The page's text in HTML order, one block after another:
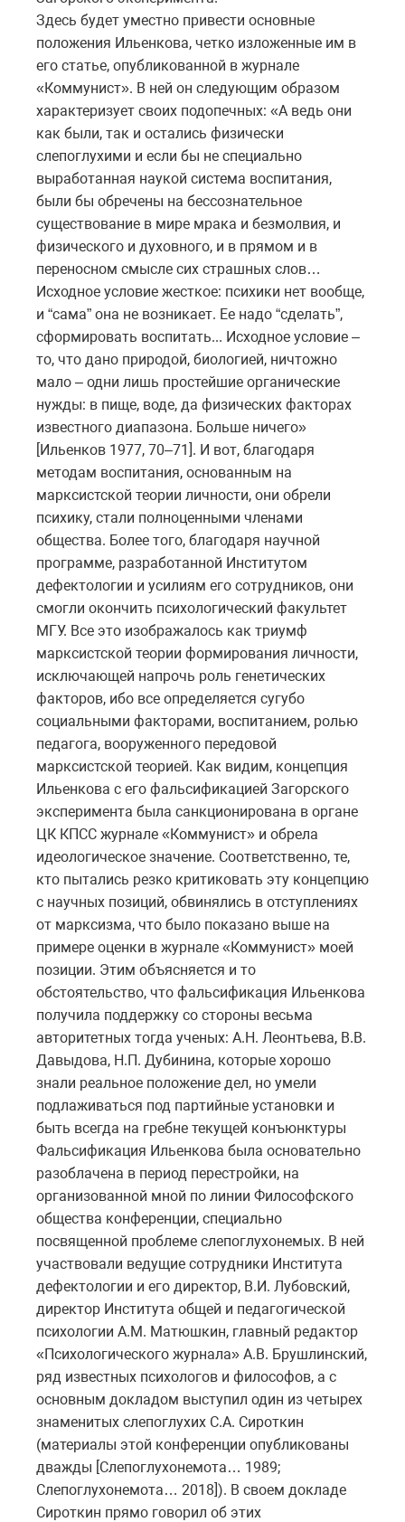
Здесь будет уместно привести основные
положения Ильенкова, четко изложенные им в
его статье, опубликованной в журнале
«Коммунист». В ней он следующим образом
характеризует своих подопечных: «А ведь они
как были, так и остались физически
слепоглухими и если бы не специально
выработанная наукой система воспитания,
были бы обречены на бессознательное
существование в мире мрака и безмолвия, и
физического и духовного, и в прямом и в
переносном смысле сих страшных слов…
Исходное условие жесткое: психики нет вообще,
и “сама” она не возникает. Ее надо “сделать”,
сформировать воспитать... Исходное условие –
то, что дано природой, биологией, ничтожно
мало – одни лишь простейшие органические
нужды: в пище, воде, да физических факторах
известного диапазона. Больше ничего»
[Ильенков 1977, 70–71]. И вот, благодаря
методам воспитания, основанным на
марксистской теории личности, они обрели
психику, стали полноценными членами
общества. Более того, благодаря научной
программе, разработанной Институтом
дефектологии и усилиям его сотрудников, они
смогли окончить психологический факультет
МГУ. Все это изображалось как триумф
марксистской теории формирования личности,
исключающей напрочь роль генетических
факторов, ибо все определяется сугубо
социальными факторами, воспитанием, ролью
педагога, вооруженного передовой
марксистской теорией. Как видим, концепция
Ильенкова с его фальсификацией Загорского
эксперимента была санкционирована в органе
ЦК КПСС журнале «Коммунист» и обрела
идеологическое значение. Соответственно, те,
кто пытались резко критиковать эту концепцию
с научных позиций, обвинялись в отступлениях
от марксизма, что было показано выше на
примере оценки в журнале «Коммунист» моей
позиции. Этим объясняется и то
обстоятельство, что фальсификация Ильенкова
получила поддержку со стороны весьма
авторитетных тогда ученых: А.Н. Леонтьева, В.В.
Давыдова, Н.П. Дубинина, которые хорошо
знали реальное положение дел, но умели
подлаживаться под партийные установки и
быть всегда на гребне текущей конъюнктуры
Фальсификация Ильенкова была основательно
разоблачена в период перестройки, на
организованной мной по линии Философского
общества конференции, специально
посвященной проблеме слепоглухонемых. В ней
участвовали ведущие сотрудники Института
дефектологии и его директор, В.И. Лубовский,
директор Института общей и педагогической
психологии А.М. Матюшкин, главный редактор
«Психологического журнала» А.В. Брушлинский,
ряд известных психологов и философов, а с
основным докладом выступил один из четырех
знаменитых слепоглухих С.А. Сироткин
(материалы этой конференции опубликованы
дважды [Слепоглухонемота… 1989;
Слепоглухонемота… 2018]). В своем докладе
Сироткин прямо говорил об этих